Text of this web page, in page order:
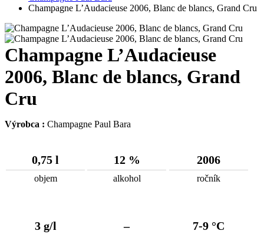
Champagne L’Audacieuse 2006, Blanc de blancs, Grand Cru
Champagne L’Audacieuse
2006, Blanc de blancs, Grand
Cru
Výrobca : Champagne Paul Bara
0,75 l
objem
12 %
alkohol
2006
ročník
3 g/l – 7-9 °C